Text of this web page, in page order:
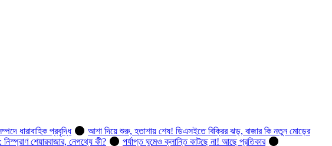
ধারাবাহিক প্রবৃদ্ধি
আশা দিয়ে শুরু, হতাশায় শেষ! ডিএসইতে বিক্রির ঝড়, বাজার কি নতুন মোড়ের
শেয়ারবাজার, নেপথ্যে কী?
পর্যাপ্ত ঘুমেও ক্লান্তি কাটছে না! আছে প্রতিকার